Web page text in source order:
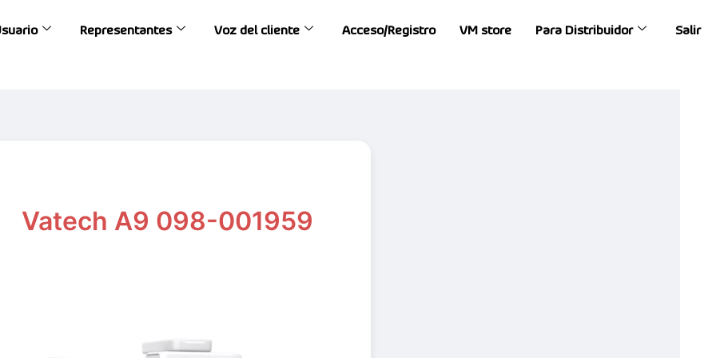
Representantes Voz del cliente Acceso/Registro VM store Para Distribuidor Salir
Vatech A9 098-001959